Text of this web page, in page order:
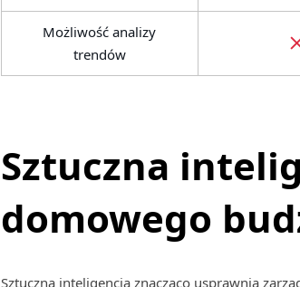
Możliwość analizy
trendów
Sztuczna
domowego
Sztuczna inteligencja znacząco usprawnia